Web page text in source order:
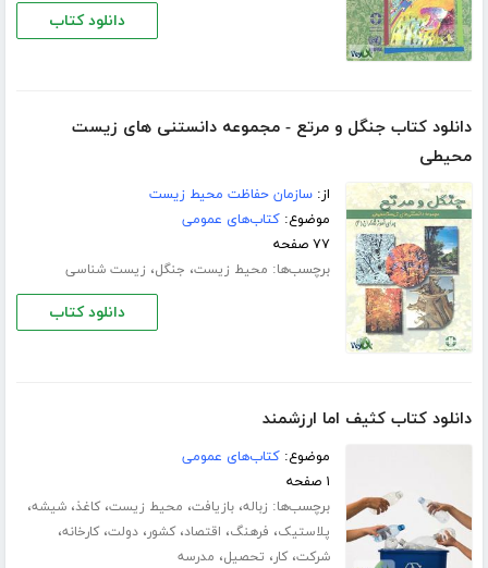
دانلود کتاب
دانلود کتاب جنگل و مرتع - مجموعه دانستنی های زیست
محیطی
از:سازمان حفاظت محیط زیست
موضوع:کتاب‌های عمومی
۷۷ صفحه
برچسب‌ها: محیط زیست، جنگل، زیست شناسی
دانلود کتاب
دانلود کتاب کثیف اما ارزشمند
موضوع:کتاب‌های عمومی
۱ صفحه
برچسب‌ها: زباله،بازیافت، محیط زیست،کاغذ،شیشه،
پلاستیک، فرهنگ، اقتصاد،کشور،دولت،کارخانه،
شرکت،کار، تحصیل، مدرسه